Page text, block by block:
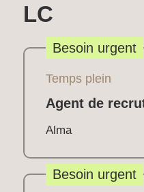
LC
Besoin urgent
Temps plein
Agent de
Alma
Besoin urgent